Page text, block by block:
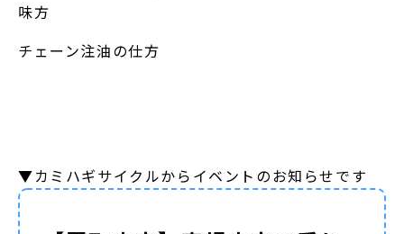
味方
チェーン注油の仕方
▼カミハギサイクルからイベントのお知らせです